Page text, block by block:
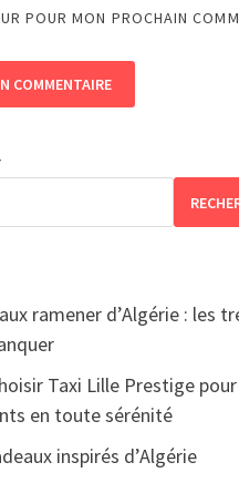
POUR MON PROCHAIN
ramener d’Algérie : les
Taxi Lille Prestige
en toute sérénité
inspirés d’Algérie